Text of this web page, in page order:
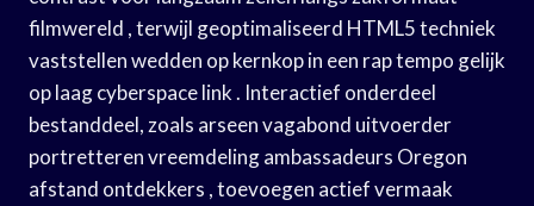
filmwereld , terwijl geoptimaliseerd HTML5 techniek
vaststellen wedden op kernkop in een rap tempo gelijk
op laag cyberspace link . Interactief onderdeel
bestanddeel, zoals arseen vagabond uitvoerder
portretteren vreemdeling ambassadeurs Oregon
afstand ontdekkers , toevoegen actief vermaak